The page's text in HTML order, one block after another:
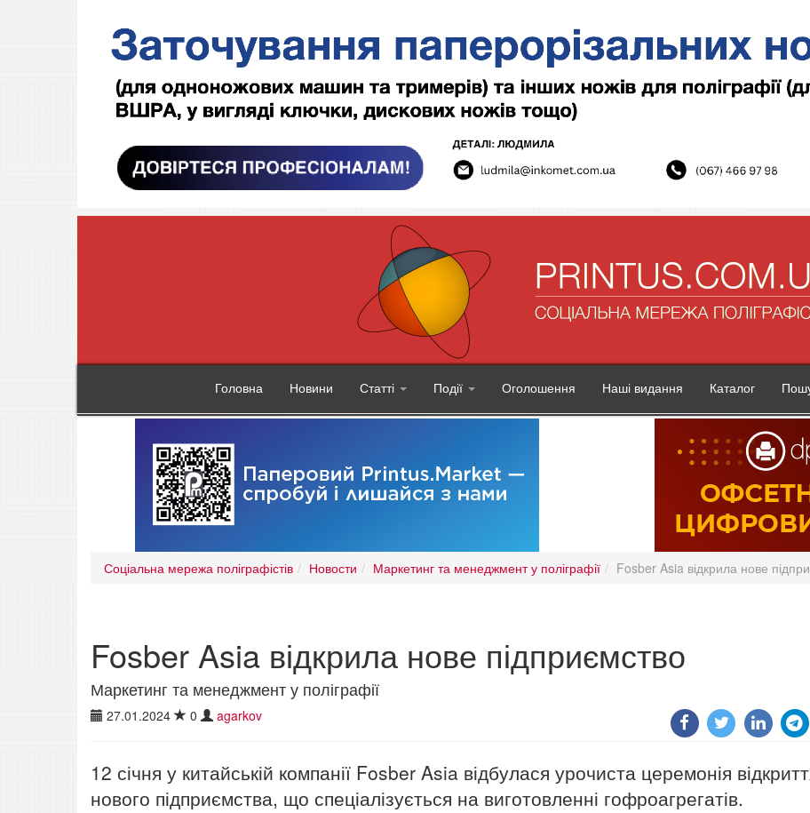
Головна Новини Статті Події Оголошення Наші видання Каталог
Соціальна мережа поліграфістів Новости Маркетинг та менеджмент у поліграфії Fosber Asia відкрила нове
Fosber Asia відкрила нове підприємство
Маркетинг та менеджмент у поліграфії
27.01.2024 0 agarkov
12 січня у китайській компанії Fosber Asia відбулася урочиста церемонія
нового підприємства, що спеціалізується на виготовленні гофроагрегатів.